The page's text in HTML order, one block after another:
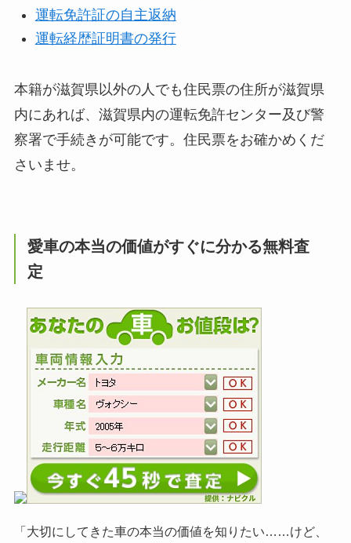
運転免許証の自主返納
運転経歴証明書の発行
本籍が滋賀県以外の人でも住民票の住所が滋賀県
内にあれば、滋賀県内の運転免許センター及び警
察署で手続きが可能です。住民票をお確かめくだ
さいませ。
愛車の本当の価値がすぐに分かる無料査
定
「大切にしてきた車の本当の価値を知りたい……けど、